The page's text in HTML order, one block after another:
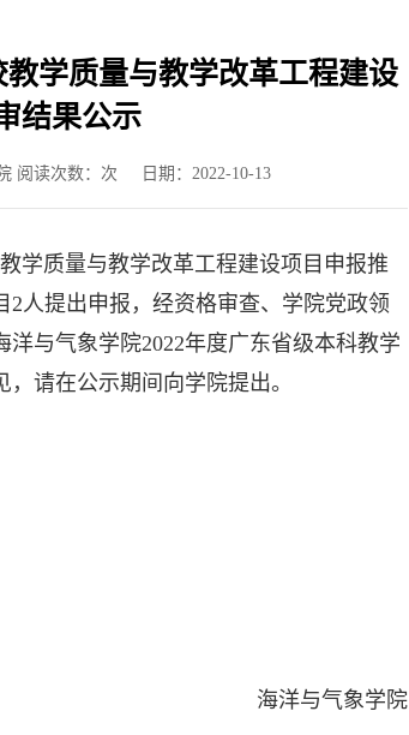
学质量与教学改革工程建设
结果公示
阅读次数：次 日期：2022-10-13
学质量与教学改革工程建设项目申报推
人提出申报，经资格审查、学院党政领
与气象学院2022年度广东省级本科教学
请在公示期间向学院提出。
海洋与气象学院